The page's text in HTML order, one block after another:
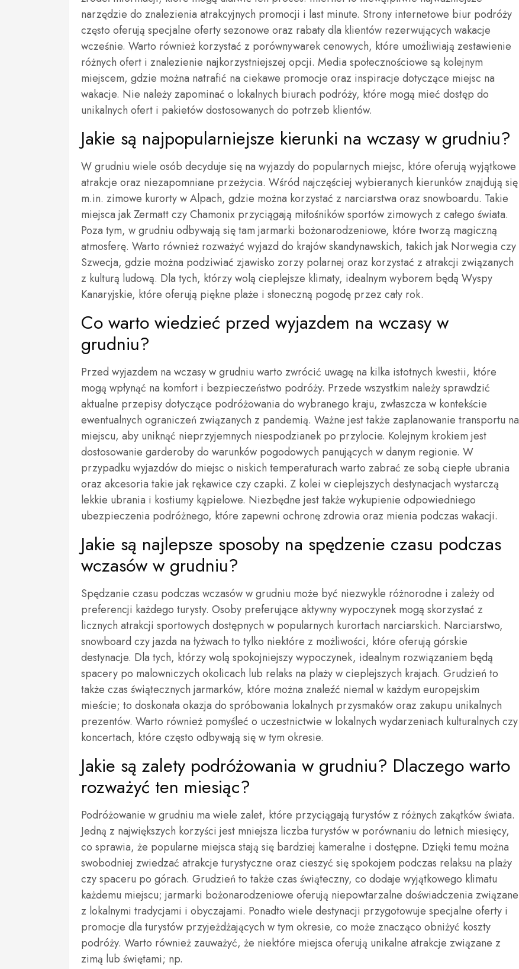
narzędzie do znalezienia atrakcyjnych promocji i last minute. Strony internetowe biur podróży
często oferują specjalne oferty sezonowe oraz rabaty dla klientów rezerwujących wakacje
wcześnie. Warto również korzystać z porównywarek cenowych, które umożliwiają zestawienie
różnych ofert i znalezienie najkorzystniejszej opcji. Media społecznościowe są kolejnym
miejscem, gdzie można natrafić na ciekawe promocje oraz inspiracje dotyczące miejsc na
wakacje. Nie należy zapominać o lokalnych biurach podróży, które mogą mieć dostęp do
unikalnych ofert i pakietów dostosowanych do potrzeb klientów.
Jakie są najpopularniejsze kierunki na wczasy w grudniu?
W grudniu wiele osób decyduje się na wyjazdy do popularnych miejsc, które oferują wyjątkowe
atrakcje oraz niezapomniane przeżycia. Wśród najczęściej wybieranych kierunków znajdują się
m.in. zimowe kurorty w Alpach, gdzie można korzystać z narciarstwa oraz snowboardu. Takie
miejsca jak Zermatt czy Chamonix przyciągają miłośników sportów zimowych z całego świata.
Poza tym, w grudniu odbywają się tam jarmarki bożonarodzeniowe, które tworzą magiczną
atmosferę. Warto również rozważyć wyjazd do krajów skandynawskich, takich jak Norwegia czy
Szwecja, gdzie można podziwiać zjawisko zorzy polarnej oraz korzystać z atrakcji związanych
z kulturą ludową. Dla tych, którzy wolą cieplejsze klimaty, idealnym wyborem będą Wyspy
Kanaryjskie, które oferują piękne plaże i słoneczną pogodę przez cały rok.
Co warto wiedzieć przed wyjazdem na wczasy w
grudniu?
Przed wyjazdem na wczasy w grudniu warto zwrócić uwagę na kilka istotnych kwestii, które
mogą wpłynąć na komfort i bezpieczeństwo podróży. Przede wszystkim należy sprawdzić
aktualne przepisy dotyczące podróżowania do wybranego kraju, zwłaszcza w kontekście
ewentualnych ograniczeń związanych z pandemią. Ważne jest także zaplanowanie transportu na
miejscu, aby uniknąć nieprzyjemnych niespodzianek po przylocie. Kolejnym krokiem jest
dostosowanie garderoby do warunków pogodowych panujących w danym regionie. W
przypadku wyjazdów do miejsc o niskich temperaturach warto zabrać ze sobą ciepłe ubrania
oraz akcesoria takie jak rękawice czy czapki. Z kolei w cieplejszych destynacjach wystarczą
lekkie ubrania i kostiumy kąpielowe. Niezbędne jest także wykupienie odpowiedniego
ubezpieczenia podróżnego, które zapewni ochronę zdrowia oraz mienia podczas wakacji.
Jakie są najlepsze sposoby na spędzenie czasu podczas
wczasów w grudniu?
Spędzanie czasu podczas wczasów w grudniu może być niezwykle różnorodne i zależy od
preferencji każdego turysty. Osoby preferujące aktywny wypoczynek mogą skorzystać z
licznych atrakcji sportowych dostępnych w popularnych kurortach narciarskich. Narciarstwo,
snowboard czy jazda na łyżwach to tylko niektóre z możliwości, które oferują górskie
destynacje. Dla tych, którzy wolą spokojniejszy wypoczynek, idealnym rozwiązaniem będą
spacery po malowniczych okolicach lub relaks na plaży w cieplejszych krajach. Grudzień to
także czas świątecznych jarmarków, które można znaleźć niemal w każdym europejskim
mieście; to doskonała okazja do spróbowania lokalnych przysmaków oraz zakupu unikalnych
prezentów. Warto również pomyśleć o uczestnictwie w lokalnych wydarzeniach kulturalnych czy
koncertach, które często odbywają się w tym okresie.
Jakie są zalety podróżowania w grudniu? Dlaczego warto
rozważyć ten miesiąc?
Podróżowanie w grudniu ma wiele zalet, które przyciągają turystów z różnych zakątków świata.
Jedną z największych korzyści jest mniejsza liczba turystów w porównaniu do letnich miesięcy,
co sprawia, że popularne miejsca stają się bardziej kameralne i dostępne. Dzięki temu można
swobodniej zwiedzać atrakcje turystyczne oraz cieszyć się spokojem podczas relaksu na plaży
czy spaceru po górach. Grudzień to także czas świąteczny, co dodaje wyjątkowego klimatu
każdemu miejscu; jarmarki bożonarodzeniowe oferują niepowtarzalne doświadczenia związane
z lokalnymi tradycjami i obyczajami. Ponadto wiele destynacji przygotowuje specjalne oferty i
promocje dla turystów przyjeżdżających w tym okresie, co może znacząco obniżyć koszty
podróży. Warto również zauważyć, że niektóre miejsca oferują unikalne atrakcje związane z
zimą lub świętami; np.